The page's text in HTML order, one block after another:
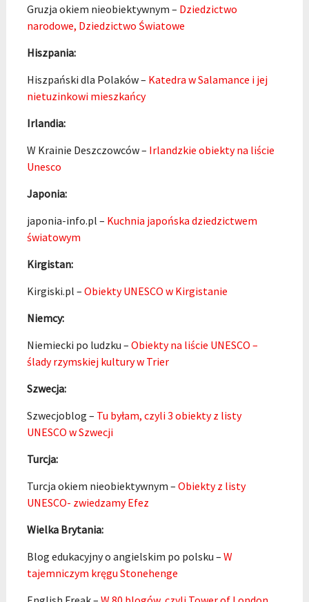
Gruzja okiem nieobiektywnym – Dziedzictwo
narodowe, Dziedzictwo Światowe
Hiszpania:
Hiszpański dla Polaków – Katedra w Salamance i jej
nietuzinkowi mieszkańcy
Irlandia:
W Krainie Deszczowców – Irlandzkie obiekty na liście
Unesco
Japonia:
japonia-info.pl – Kuchnia japońska dziedzictwem
światowym
Kirgistan:
Kirgiski.pl – Obiekty UNESCO w Kirgistanie
Niemcy:
Niemiecki po ludzku – Obiekty na liście UNESCO –
ślady rzymskiej kultury w Trier
Szwecja:
Szwecjoblog – Tu byłam, czyli 3 obiekty z listy
UNESCO w Szwecji
Turcja:
Turcja okiem nieobiektywnym – Obiekty z listy
UNESCO- zwiedzamy Efez
Wielka Brytania:
Blog edukacyjny o angielskim po polsku – W
tajemniczym kręgu Stonehenge